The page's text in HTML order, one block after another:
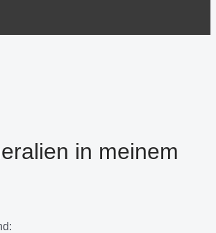
in meinem